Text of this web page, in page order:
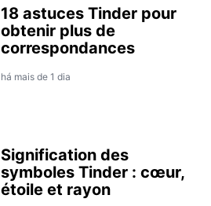
18 astuces Tinder pour
obtenir plus de
correspondances
há mais de 1 dia
Signification des
symboles Tinder : cœur,
étoile et rayon